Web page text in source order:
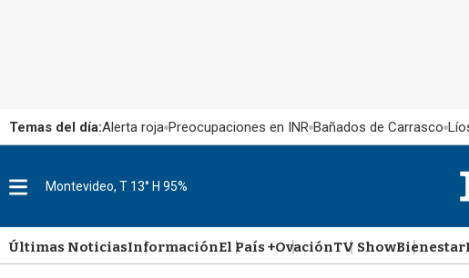
Temas del día:Alerta roja Preocupaciones en INR Bañados de Carrasco
u
Montevideo, T 13° H 95%
Últimas NoticiasInformaciónEl País +OvaciónTV ShowBienestar